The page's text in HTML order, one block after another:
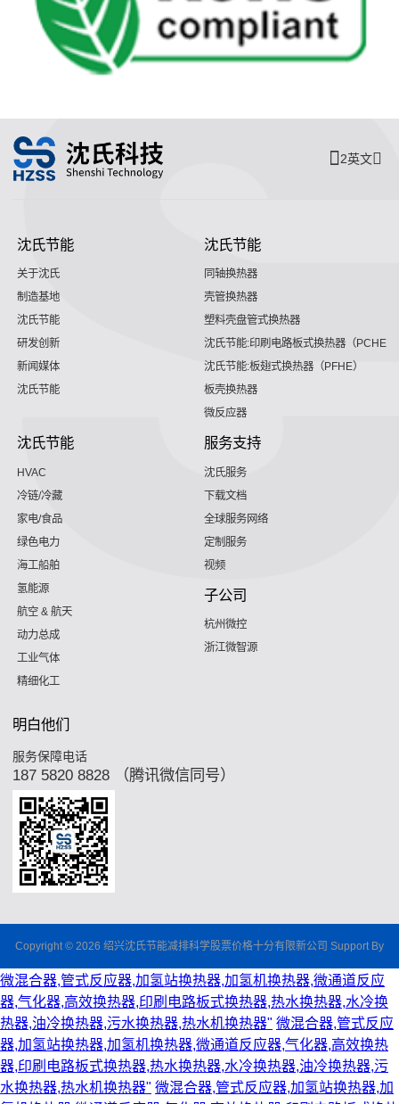
2英文
沈氏节能
关于沈氏
制造基地
沈氏节能
研发创新
新闻媒体
沈氏节能
沈氏节能
同轴换热器
壳管换热器
塑料壳盘管式换热器
沈氏节能:印刷电路板式换热器（PCHE）
沈氏节能:板翅式换热器（PFHE）
板壳换热器
微反应器
沈氏节能
HVAC
冷链/冷藏
家电/食品
绿色电力
海工船舶
氢能源
航空 & 航天
动力总成
工业气体
精细化工
服务支持
沈氏服务
下载文档
全球服务网络
定制服务
视频
子公司
杭州微控
浙江微智源
明白他们
服务保障电话
187 5820 8828 （腾讯微信同号）
Copyright © 2026 绍兴沈氏节能减排科学股票价格十分有限新公司 Support By
微混合器,管式反应器,加氢站换热器,加氢机换热器,微通道反应
器,气化器,高效换热器,印刷电路板式换热器,热水换热器,水冷换
热器,油冷换热器,污水换热器,热水机换热器" 微混合器,管式反应
器,加氢站换热器,加氢机换热器,微通道反应器,气化器,高效换热
器,印刷电路板式换热器,热水换热器,水冷换热器,油冷换热器,污
水换热器,热水机换热器" 微混合器,管式反应器,加氢站换热器,加